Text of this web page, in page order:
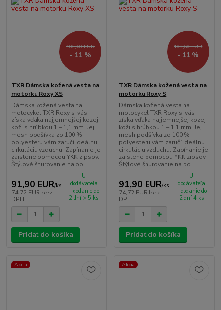
103,60 EUR
- 11 %
TXR Dámska kožená vesta na
motorku Roxy XS
Dámska kožená vesta na
motocykel TXR Roxy si vás
získa vďaka najjemnejšej kozej
koži s hrúbkou 1 – 1,1 mm. Jej
mesh podšívka zo 100 %
polyesteru vám zaručí ideálnu
cirkuláciu vzduchu. Zapínanie je
zaistené pomocou YKK zipsov.
Štýlové šnurovanie na bo...
91,90 EUR/ks
74,72 EUR bez
DPH
U
dodávateľa
– dodanie do
2 dní > 5 ks
Pridať do košíka
103,60 EUR
- 11 %
TXR Dámska kožená vesta na
motorku Roxy S
Dámska kožená vesta na
motocykel TXR Roxy si vás
získa vďaka najjemnejšej kozej
koži s hrúbkou 1 – 1,1 mm. Jej
mesh podšívka zo 100 %
polyesteru vám zaručí ideálnu
cirkuláciu vzduchu. Zapínanie je
zaistené pomocou YKK zipsov.
Štýlové šnurovanie na bo...
91,90 EUR/ks
74,72 EUR bez
DPH
U
dodávateľa
– dodanie do
2 dní 4 ks
Pridať do košíka
Akcia Akcia